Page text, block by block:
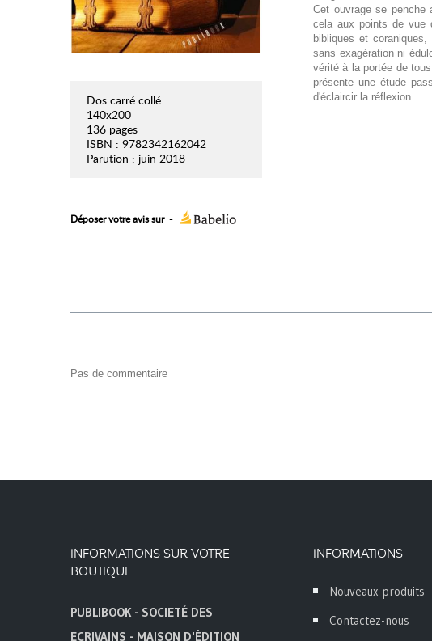
Dos carré collé
140x200
136 pages
ISBN : 9782342162042
Parution : juin 2018
Déposer votre avis sur -
Cet ouvrage se
cela aux points de vue
bibliques et
sans exagération ni
vérité à la portée de
présente une étude
d'éclaircir la réflexion.
Pas de commentaire
INFORMATIONS SUR VOTRE
BOUTIQUE
PUBLIBOOK - SOCIETÉ DES
ECRIVAINS - MAISON D'ÉDITION
INFORMATIONS
Nouveaux produits
Contactez-nous